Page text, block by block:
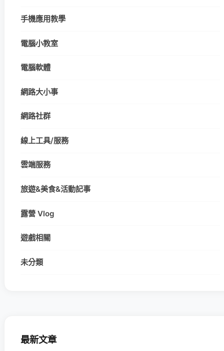
手機應用教學
電腦小教室
電腦軟體
網路大小事
網路社群
線上工具/服務
雲端服務
旅遊&美食&活動記事
露營 Vlog
遊戲相關
未分類
最新文章